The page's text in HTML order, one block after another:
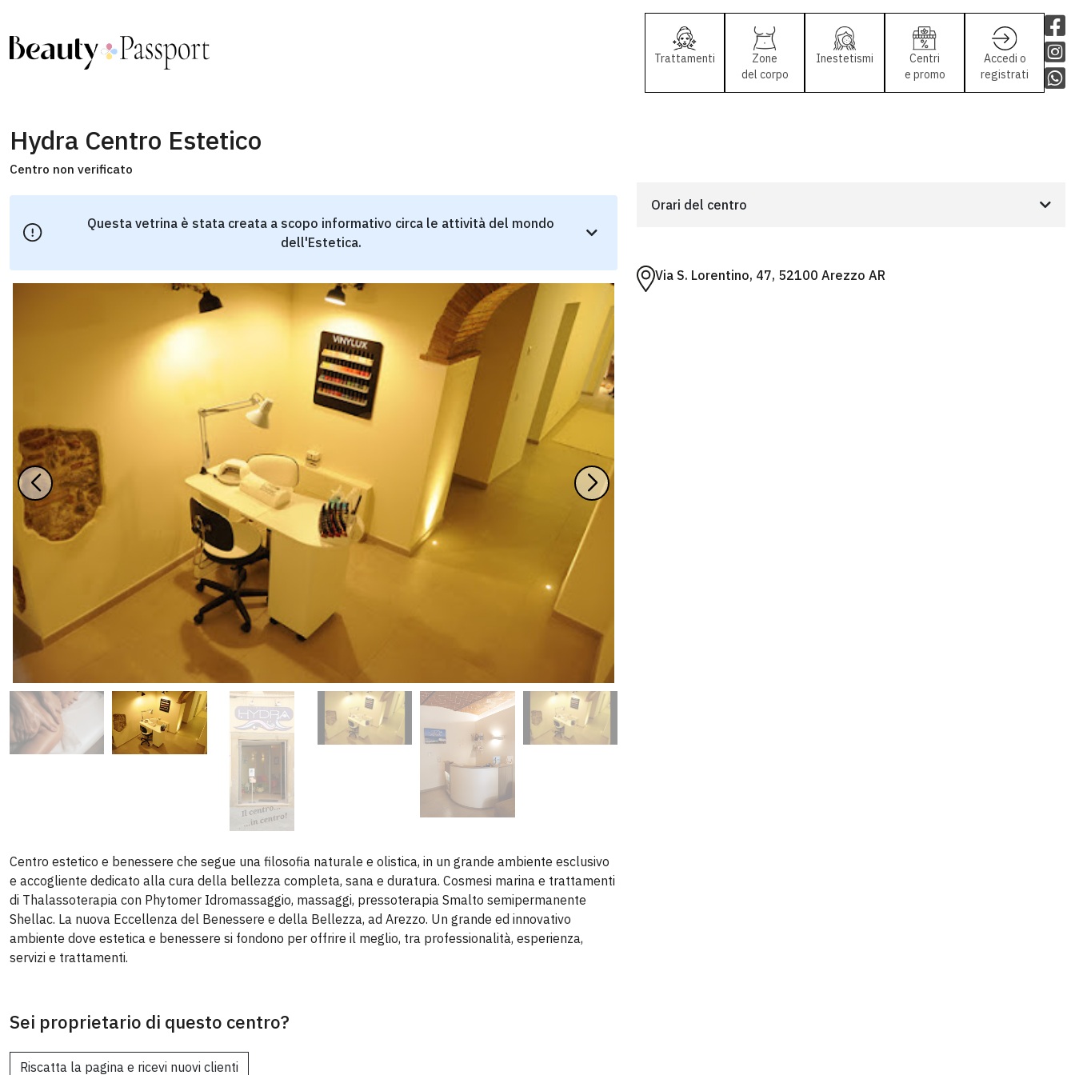
Trattamenti
Zone
del corpo
Inestetismi
Centri
e promo
Accedi o
registrati
Hydra Centro Estetico
Centro non verificato
Questa vetrina è stata creata a scopo informativo circa le attività del mondo
dell'Estetica.
Centro estetico e benessere che segue una filosofia naturale e olistica, in un grande ambiente esclusivo
e accogliente dedicato alla cura della bellezza completa, sana e duratura. Cosmesi marina e trattamenti
di Thalassoterapia con Phytomer Idromassaggio, massaggi, pressoterapia Smalto semipermanente
Shellac. La nuova Eccellenza del Benessere e della Bellezza, ad Arezzo. Un grande ed innovativo
ambiente dove estetica e benessere si fondono per offrire il meglio, tra professionalità, esperienza,
servizi e trattamenti.
Sei proprietario di questo centro?
Riscatta la pagina e ricevi nuovi clienti
Orari del centro
Via S. Lorentino, 47, 52100 Arezzo AR